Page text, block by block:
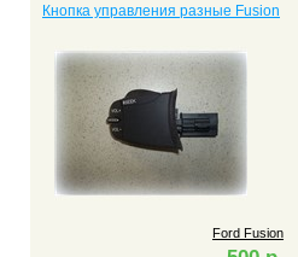
Кнопка управления разные Fusion
Ford Fusion